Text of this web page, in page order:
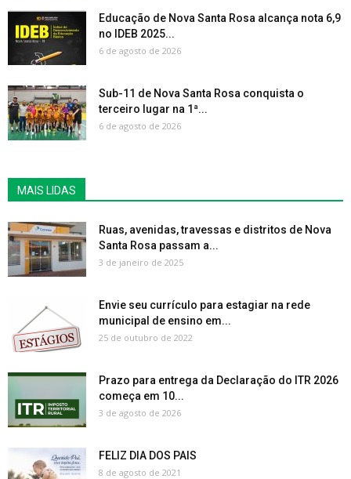
Educação de Nova Santa Rosa alcança nota 6,9
no IDEB 2025...
6 de agosto de 2026
Sub-11 de Nova Santa Rosa conquista o
terceiro lugar na 1ª...
6 de agosto de 2026
MAIS LIDAS
Ruas, avenidas, travessas e distritos de Nova
Santa Rosa passam a...
3 de janeiro de 2025
Envie seu currículo para estagiar na rede
municipal de ensino em...
25 de outubro de 2022
Prazo para entrega da Declaração do ITR 2026
começa em 10...
3 de agosto de 2026
FELIZ DIA DOS PAIS
8 de agosto de 2021